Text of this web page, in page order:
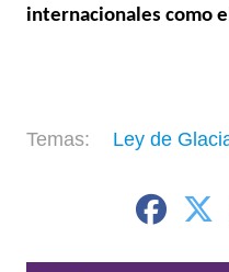
internacionales como
Ley de